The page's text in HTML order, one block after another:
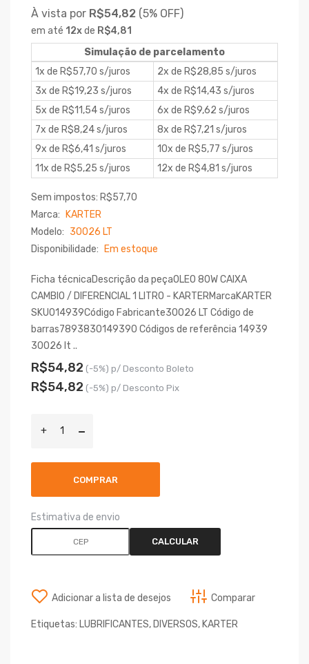
À vista por R$54,82 (5% OFF)
em até 12xde R$4,81
Simulação de parcelamento
1x de R$57,70 s/juros
2x de R$28,85 s/juros
3x de R$19,23 s/juros
4x de R$14,43 s/juros
5x de R$11,54 s/juros
6x de R$9,62 s/juros
7x de R$8,24 s/juros
8x de R$7,21 s/juros
9x de R$6,41 s/juros
10x de R$5,77 s/juros
11x de R$5,25 s/juros
12x de R$4,81 s/juros
Sem impostos: R$57,70
Marca:
KARTER
Modelo: 30026 LT
Disponibilidade:
Em estoque
Ficha técnicaDescrição da peçaOLEO 80W CAIXA
CAMBIO / DIFERENCIAL 1 LITRO - KARTERMarcaKARTER
SKU014939Código Fabricante30026 LT Código de
barras7893830149390 Códigos de referência 14939
30026 lt ..
R$54,82 (-5%) p/ Desconto Boleto
R$54,82 (-5%) p/ Desconto Pix
COMPRAR
Estimativa de envio
CALCULAR
Adicionar a lista de desejos Comparar
Etiquetas: LUBRIFICANTES, DIVERSOS, KARTER